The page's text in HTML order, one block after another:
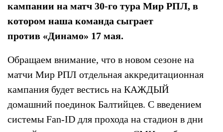
кампании на матч 30-го тура Мир РПЛ, в
котором наша команда сыграет
против «Динамо» 17 мая.
Обращаем внимание, что в новом сезоне на
матчи Мир РПЛ отдельная аккредитационная
кампания будет вестись на КАЖДЫЙ
домашний поединок Балтийцев. С введением
системы Fan-ID для прохода на стадион в дни